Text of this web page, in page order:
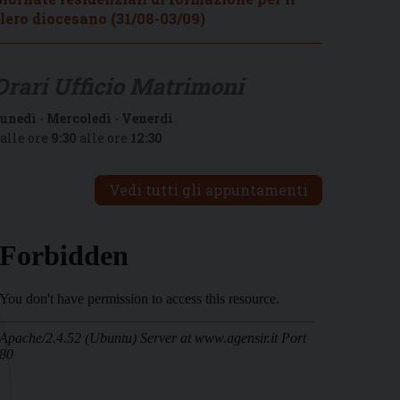
diocesano (31/08-03/09)
- Mercoledì - Venerdì
ore 9:30 alle ore 12:30
Vedi tutti gli appuntamenti